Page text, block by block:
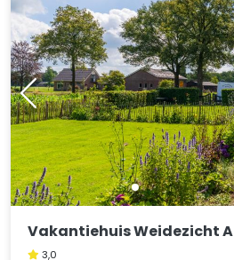
Vakantiehuis Weidezicht A
3,0